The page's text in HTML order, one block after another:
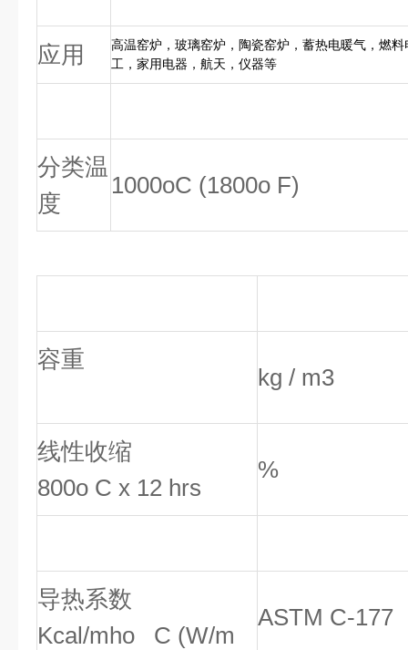
应用
高温窑炉，玻璃窑炉，陶瓷窑炉，蓄热电暖气，燃
工，家用电器，航天，仪器等
分类温
度
1000oC (1800o F)
容重
kg / m3
线性收缩
800o C x 12 hrs
%
导热系数
Kcal/mho C (W/m
ASTM C-177